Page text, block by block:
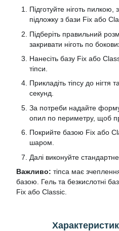
Підготуйте ніготь пилкою,
підложку з бази Fix або
Підберіть правильний
закривати ніготь по
Нанесіть базу Fix або
тіпси.
Прикладіть тіпсу до нігтя
секунд.
За потреби надайте
опил по периметру, щоб
Покрийте базою Fix або
шаром.
Далі виконуйте
Важливо: тіпса має
базою. Гель та безкислотні
Fix або Classic.